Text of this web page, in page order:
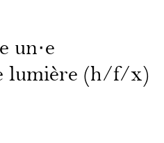
un·e
lumière (h/f/x)